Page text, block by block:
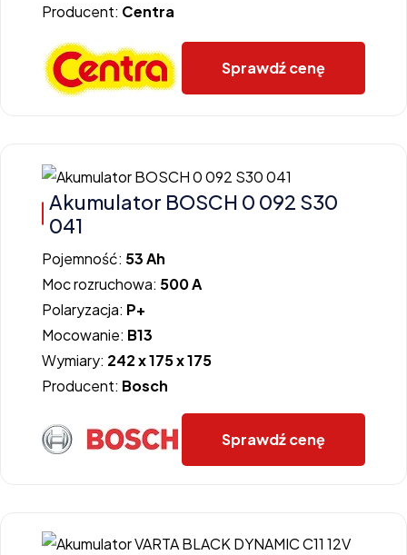
Producent: Centra
Sprawdź cenę
Akumulator BOSCH 0 092 S30
041
Pojemność: 53 Ah
Moc rozruchowa: 500 A
Polaryzacja: P+
Mocowanie: B13
Wymiary: 242 x 175 x 175
Producent: Bosch
Sprawdź cenę